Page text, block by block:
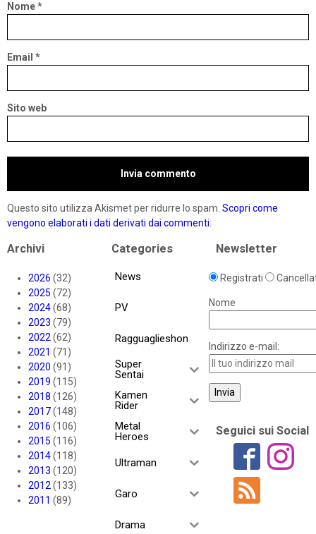
Nome*
Email *
Sito web
Questo sito utilizza Akismet per ridurre lo spam. Scopri come
vengono elaborati i dati derivati dai commenti.
Archivi
2026 (32)
2025 (72)
2024(68)
2023 (79)
2022(62)
2021 (71)
2020 (91)
2019 (115)
2018 (126)
2017(148)
2016 (106)
2015 (116)
2014(118)
2013 (120)
2012(133)
2011 (89)
Categories
News
PV
Ragguaglieshon
Super
Sentai
Kamen
Rider
Metal
Heroes
Ultraman
Garo
Drama
Newsletter
Registrati
Nome
Indirizzo e-mail:
Seguici sui Social